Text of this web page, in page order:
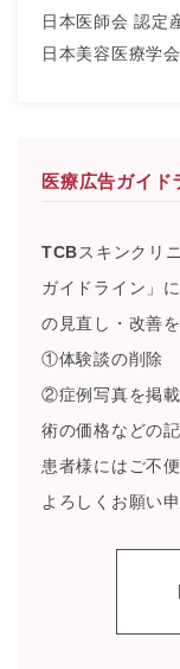
日本医師会 認定
日本美容医療学
医療広告ガイド
TCBスキンクリ
ガイドライン」
の見直し・改善
①体験談の削除
②症例写真を掲
術の価格などの
患者様にはご不
よろしくお願い